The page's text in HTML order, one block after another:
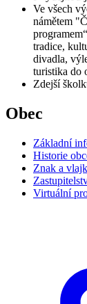
Ve všech
námětem
tradice,
divadla,
turistika do
Zdejší
Obec
Základní
Historie
Znak a
Virtuální